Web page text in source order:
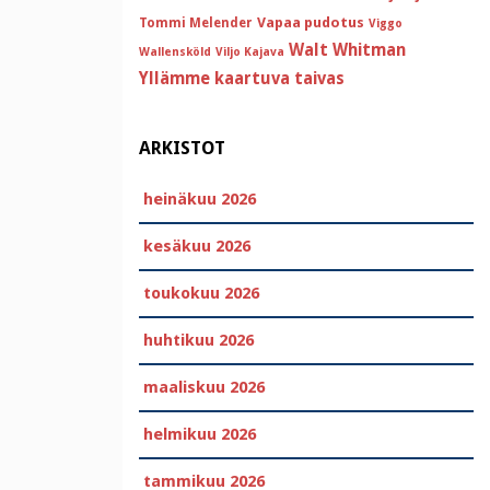
Tommi Melender Vapaa pudotus Viggo
Wallensköld Viljo Kajava Walt Whitman
Yllämme kaartuva taivas
ARKISTOT
heinäkuu 2026
kesäkuu 2026
toukokuu 2026
huhtikuu 2026
maaliskuu 2026
helmikuu 2026
tammikuu 2026